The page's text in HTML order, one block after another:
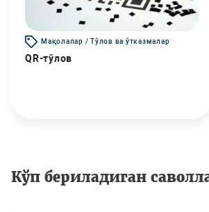
Мақолалар / Тўлов ва ўтказмалар
QR-тўлов
Кўп бериладиган